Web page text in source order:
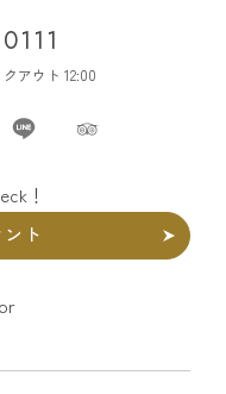
アウト 12:00
！
ト